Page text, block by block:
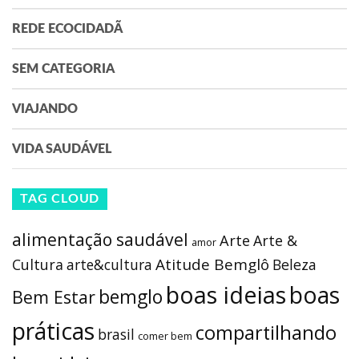
REDE ECOCIDADÃ
SEM CATEGORIA
VIAJANDO
VIDA SAUDÁVEL
TAG CLOUD
alimentação saudável amor Arte Arte &
Cultura arte&cultura Atitude Bemglô Beleza
Bem Estar bemglo boas ideiasboas
práticas brasil comer bem compartilhando